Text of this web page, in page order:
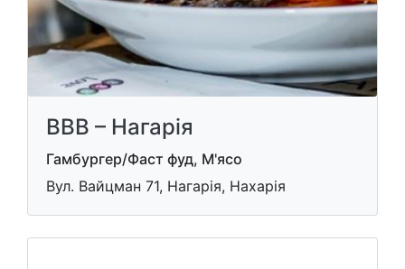
ВВВ – Нагарiя
Гамбургер/Фаст фуд, М'ясо
Вул. Вайцман 71, Нагарія, Нахарія